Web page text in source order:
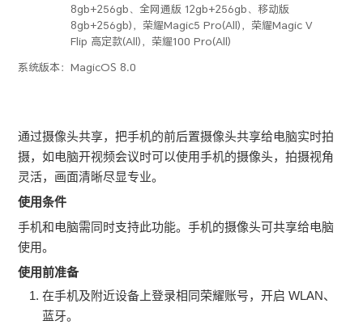
8gb+256gb、全网通版 12gb+256gb、移动版
8gb+256gb)，荣耀Magic5 Pro(All)，荣耀Magic V
Flip 高定款(All)，荣耀100 Pro(All)
系统版本：MagicOS 8.0
通过摄像头共享，把手机的前后置摄像头共享给电脑实时拍
摄，如电脑开视频会议时可以使用手机的摄像头，拍摄视角
灵活，画面清晰尽显专业。
使用条件
手机和电脑需同时支持此功能。手机的摄像头可共享给电脑
使用。
使用前准备
在手机及附近设备上登录相同荣耀账号，开启WLAN、
蓝牙。